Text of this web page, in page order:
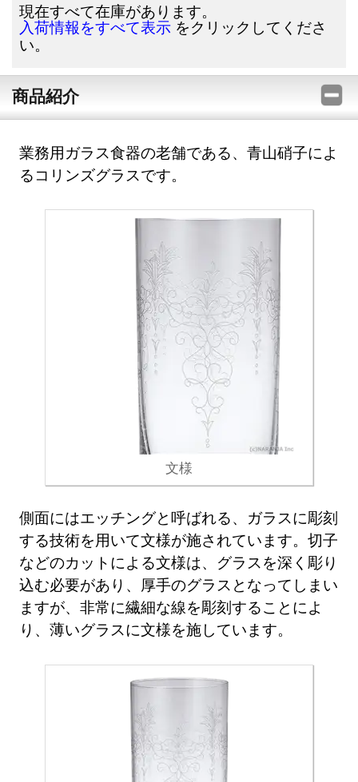
現在すべて在庫があります。
入荷情報をすべて表示 をクリックしてくださ
い。
商品紹介
業務用ガラス食器の老舗である、青山硝子によ
るコリンズグラスです。
文様
側面にはエッチングと呼ばれる、ガラスに彫刻
する技術を用いて文様が施されています。切子
などのカットによる文様は、グラスを深く彫り
込む必要があり、厚手のグラスとなってしまい
ますが、非常に繊細な線を彫刻することによ
り、薄いグラスに文様を施しています。